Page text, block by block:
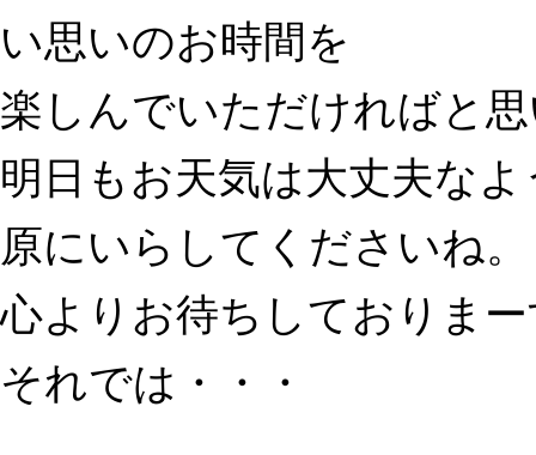
い思いのお時間を
楽しんでいただければと
明日もお天気は大丈夫な
原にいらしてくださいね。
心よりお待ちしておりま
それでは・・・